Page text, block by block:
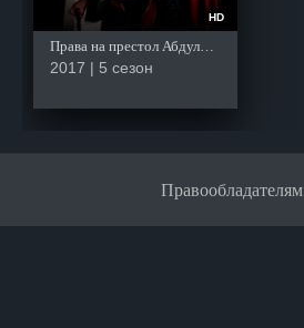
HD
Права на престол Абдулхамид
2017 | 5 сезон
Правообладателям